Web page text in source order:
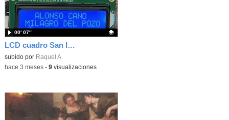
LCD cuadro San Isidro, Arduino
Contenido educativo.
subido por Raquel A.
00′ 07″
-hace 3 meses- 9visualizaciones